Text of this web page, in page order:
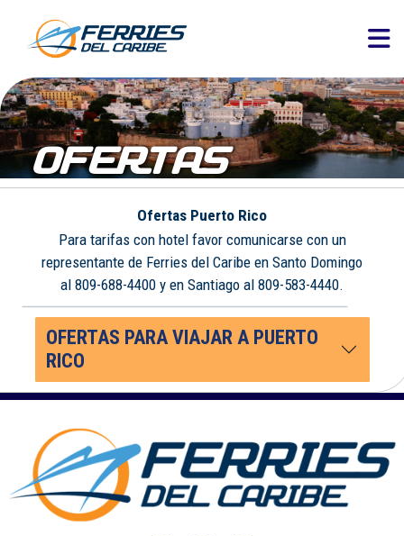
OFERTAS
Ofertas Puerto Rico
Para tarifas con hotel favor comunicarse con un
representante de Ferries del Caribe en Santo Domingo
al 809-688-4400 y en Santiago al 809-583-4440.
OFERTAS PARA VIAJAR A PUERTO
RICO